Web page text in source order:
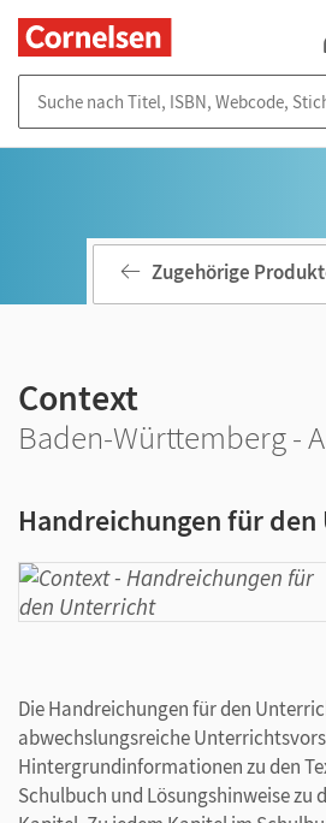
Zugehörige
Context
Baden-Württemberg -
Handreichungen für
Die Handreichungen für den
abwechslungsreiche
Hintergrundinformationen zu den
Schulbuch und Lösungshinweise zu